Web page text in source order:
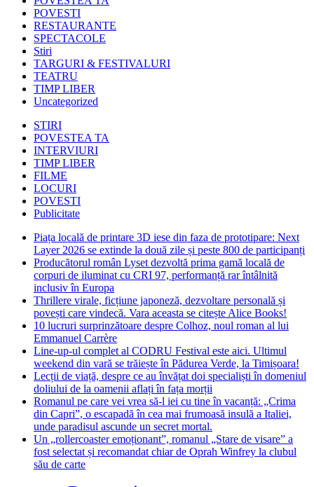
POVESTI
RESTAURANTE
SPECTACOLE
Stiri
TARGURI & FESTIVALURI
TEATRU
TIMP LIBER
Uncategorized
STIRI
POVESTEA TA
INTERVIURI
TIMP LIBER
FILME
LOCURI
POVESTI
Publicitate
Piața locală de printare 3D iese din faza de prototipare: Next
Layer 2026 se extinde la două zile și peste 800 de participanți
Producătorul român Lyset dezvoltă prima gamă locală de
corpuri de iluminat cu CRI 97, performanță rar întâlnită
inclusiv în Europa
Thrillere virale, ficțiune japoneză, dezvoltare personală și
povești care vindecă. Vara aceasta se citește Alice Books!
10 lucruri surprinzătoare despre Colhoz, noul roman al lui
Emmanuel Carrère
Line-up-ul complet al CODRU Festival este aici. Ultimul
weekend din vară se trăiește în Pădurea Verde, la Timișoara!
Lecții de viață, despre ce au învățat doi specialiști în domeniul
doliului de la oamenii aflați în fața morții
Romanul pe care vei vrea să-l iei cu tine în vacanță: „Crima
din Capri”, o escapadă în cea mai frumoasă insulă a Italiei,
unde paradisul ascunde un secret mortal.
Un „rollercoaster emoționant”, romanul „Stare de visare” a
fost selectat și recomandat chiar de Oprah Winfrey la clubul
său de carte